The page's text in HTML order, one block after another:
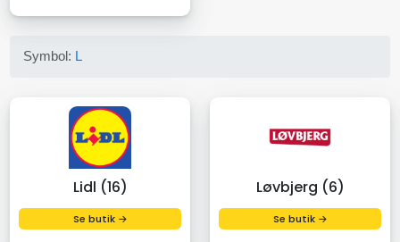
Symbol: L
Lidl (16)
Se butik →
Løvbjerg (6)
Se butik →